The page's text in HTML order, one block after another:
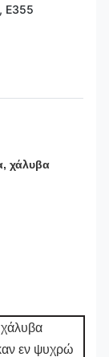
E355
χάλυβα
εν ψυχρώ